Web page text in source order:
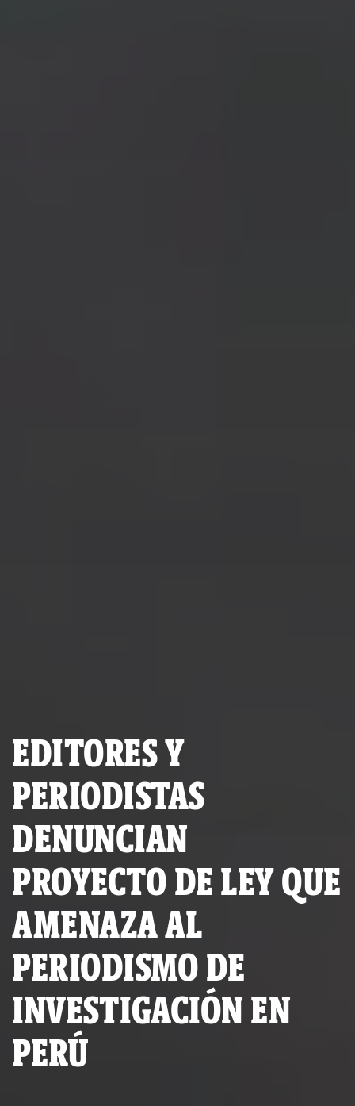
EDITORES Y
PERIODISTAS
DENUNCIAN
PROYECTO DE LEY QUE
AMENAZA AL
PERIODISMO DE
INVESTIGACIÓN EN
PERÚ